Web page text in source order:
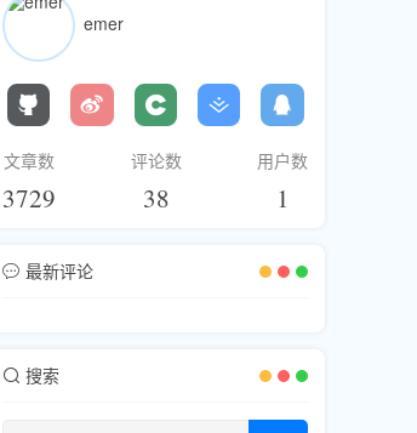
emer
文章数
3729
评论数
38
用户数
1
最新评论
搜索